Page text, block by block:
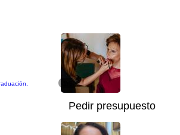
Pedir presupuesto